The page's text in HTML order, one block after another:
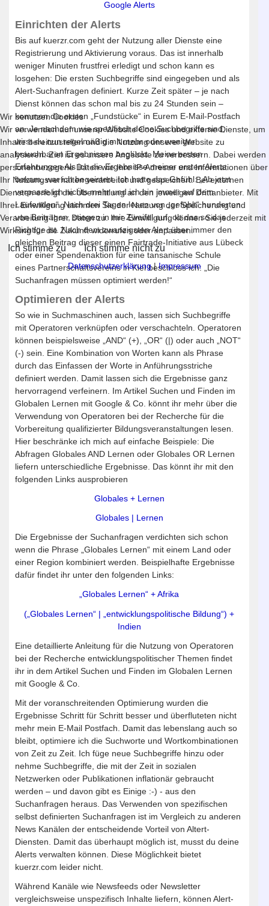
Google Alerts
Einrichten der Alerts
Bis auf kuerzr.com geht der Nutzung aller Dienste eine
Registrierung und Aktivierung voraus. Das ist innerhalb
weniger Minuten frustfrei erledigt und schon kann es
losgehen: Die ersten Suchbegriffe sind eingegeben und als
Alert-Suchanfragen definiert. Kurze Zeit später – je nach
Dienst können das schon mal bis zu 24 Stunden sein –
kommen die ersten „Fundstücke“ in Eurem E-Mail-Postfach
an. Je nachdem wie spezifisch deine Suchbegriffe sind,
wirst du nun regelmäßig mit mehr oder weniger
brauchbaren Ergebnissen beglückt. Meine ersten
Erfahrungen Als ich die Ergebnisse meiner ersten Alerts
bekam, war ich begeistert. Ich hatte das Gefühl: „Ab jetzt
verpasse ich nichts mehr und ich bin immer auf dem
Laufenden“. Nach drei Tagen lesen von „gefühlt“ hunderten
von Beiträgen, stiegen in mir Zweifel auf, ob das so das
Richtige ist. Nach dem zwanzigsten Alert über immer den
gleichen Beitrag dieser einen Fairtrade-Initiative aus Lübeck
oder einer Spendenaktion für eine tansanische Schule
eines Partnerschaftsvereins in Kiel beschloss ich: „Die
Suchanfragen müssen optimiert werden!“
Optimieren der Alerts
So wie in Suchmaschinen auch, lassen sich Suchbegriffe
mit Operatoren verknüpfen oder verschachteln. Operatoren
können beispielsweise „AND“ (+), „OR“ (|) oder auch „NOT“
(-) sein. Eine Kombination von Worten kann als Phrase
durch das Einfassen der Worte in Anführungsstriche
definiert werden. Damit lassen sich die Ergebnisse ganz
hervorragend verfeinern. Im Artikel Suchen und Finden im
Globalen Lernen mit Google & Co. könnt ihr mehr über die
Verwendung von Operatoren bei der Recherche für die
Vorbereitung qualifizierter Bildungsveranstaltungen lesen.
Hier beschränke ich mich auf einfache Beispiele: Die
Abfragen Globales AND Lernen oder Globales OR Lernen
liefern unterschiedliche Ergebnisse. Das könnt ihr mit den
folgenden Links ausprobieren
Globales + Lernen
Globales | Lernen
Die Ergebnisse der Suchanfragen verdichten sich schon
wenn die Phrase „Globales Lernen“ mit einem Land oder
einer Region kombiniert werden. Beispielhafte Ergebnisse
dafür findet ihr unter den folgenden Links:
„Globales Lernen“ + Afrika
(„Globales Lernen“ | „entwicklungspolitische Bildung“) +
Indien
Eine detaillierte Anleitung für die Nutzung von Operatoren
bei der Recherche entwicklungspolitischer Themen findet
ihr in dem Artikel Suchen und Finden im Globalen Lernen
mit Google & Co.
Mit der voranschreitenden Optimierung wurden die
Ergebnisse Schritt für Schritt besser und überfluteten nicht
mehr mein E-Mail Postfach. Damit das lebenslang auch so
bleibt, optimiere ich die Suchworte und Wortkombinationen
von Zeit zu Zeit. Ich füge neue Suchbegriffe hinzu oder
nehme Suchbegriffe, die mit der Zeit in sozialen
Netzwerken oder Publikationen inflationär gebraucht
werden – und davon gibt es Einige :-) - aus den
Suchanfragen heraus. Das Verwenden von spezifischen
selbst definierten Suchanfragen ist im Vergleich zu anderen
News Kanälen der entscheidende Vorteil von Altert-
Diensten. Damit das überhaupt möglich ist, musst du deine
Alerts verwalten können. Diese Möglichkeit bietet
kuerzr.com leider nicht.
Während Kanäle wie Newsfeeds oder Newsletter
vergleichsweise unspezifisch Inhalte liefern, können Alert-
Wir benutzen Cookies
Wir verwenden auf unserer Website Cookies und externe Dienste, um
Inhalte bereitzustellen und die Nutzung unserer Website zu
analysieren. Ziel ist es unsere Angebote zu verbessern. Dabei werden
personenbezogene Daten wie Ihre IP-Adresse und Informationen über
Ihr Nutzungsverhalten verarbeitet und gespeichert. Bei externen
Diensten erfolgt die Übermittlung an den jeweiligen Drittanbieter. Mit
Ihrer Einwilligung stimmen Sie der Nutzung der Speicherung und
Verarbeitung Ihrer Daten zu. Ihre Einwilligung können Sie jederzeit mit
Wirkung für die Zukunft widerrufen oder anpassen.
Ich stimme zu Ich stimme nicht zu
Datenschutzerklärung|Impressum